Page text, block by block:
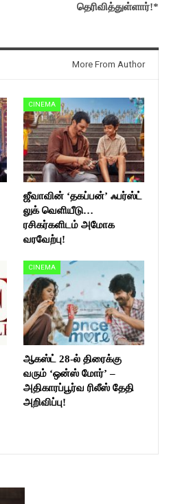
தெரிவித்துள்ளார்!*
More From Author
CINEMA
ஜீவாவின் ‘தகப்பன்’ ஃபர்ஸ்ட்
லுக் வெளியீடு…
ரசிகர்களிடம் அமோக
வரவேற்பு!
CINEMA
ஆகஸ்ட் 28-ல் திரைக்கு
வரும் ‘ஒன்ஸ் மோர்’ –
அதிகாரப்பூர்வ ரிலீஸ் தேதி
அறிவிப்பு!